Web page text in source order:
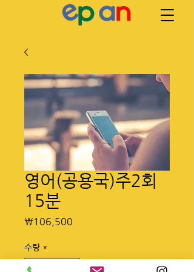
영어(공용국)주2회
15분
₩106,500
수량 *